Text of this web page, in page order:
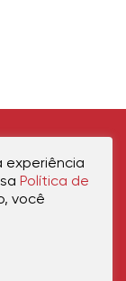
experiência
Política de
você